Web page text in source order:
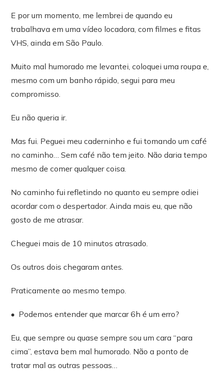
E por um momento, me lembrei de quando eu
trabalhava em uma vídeo locadora, com filmes e fitas
VHS, ainda em São Paulo.
Muito mal humorado me levantei, coloquei uma roupa e,
mesmo com um banho rápido, segui para meu
compromisso.
Eu não queria ir.
Mas fui. Peguei meu caderninho e fui tomando um café
no caminho… Sem café não tem jeito. Não daria tempo
mesmo de comer qualquer coisa.
No caminho fui refletindo no quanto eu sempre odiei
acordar com o despertador. Ainda mais eu, que não
gosto de me atrasar.
Cheguei mais de 10 minutos atrasado.
Os outros dois chegaram antes.
Praticamente ao mesmo tempo.
•⁠ ⁠Podemos entender que marcar 6h é um erro?
Eu, que sempre ou quase sempre sou um cara “para
cima”, estava bem mal humorado. Não a ponto de
tratar mal as outras pessoas…